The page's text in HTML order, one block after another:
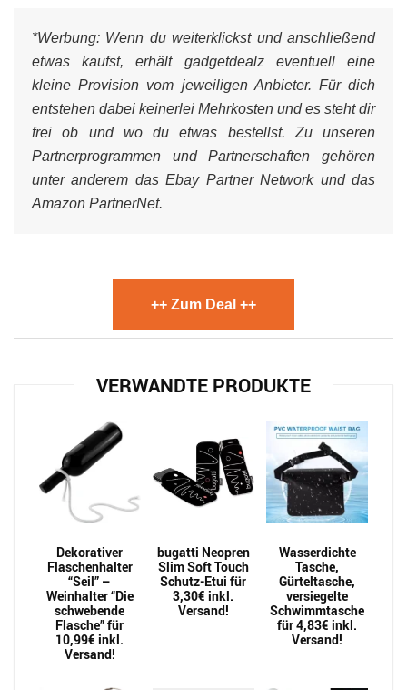
*Werbung: Wenn du weiterklickst und anschließend
etwas kaufst, erhält gadgetdealz eventuell eine
kleine Provision vom jeweiligen Anbieter. Für dich
entstehen dabei keinerlei Mehrkosten und es steht dir
frei ob und wo du etwas bestellst. Zu unseren
Partnerprogrammen und Partnerschaften gehören
unter anderem das Ebay Partner Network und das
Amazon PartnerNet.
++ Zum Deal ++
VERWANDTE PRODUKTE
Dekorativer
Flaschenhalter
“Seil” –
Weinhalter “Die
schwebende
Flasche” für
10,99€ inkl.
Versand!
bugatti Neopren
Slim Soft Touch
Schutz-Etui für
3,30€ inkl.
Versand!
Wasserdichte
Tasche,
Gürteltasche,
versiegelte
Schwimmtasche
für 4,83€ inkl.
Versand!